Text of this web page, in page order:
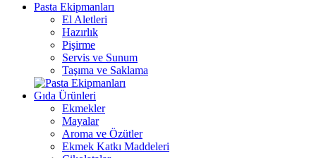
Pasta Ekipmanları
El Aletleri
Hazırlık
Pişirme
Servis ve Sunum
Taşıma ve Saklama
Gıda Ürünleri
Ekmekler
Mayalar
Aroma ve Özütler
Ekmek Katkı Maddeleri